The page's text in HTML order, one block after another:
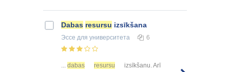
Dabas resursu izsīkšana
Эссе для университета 6
dabas resursu
izsīkšanu. Arī